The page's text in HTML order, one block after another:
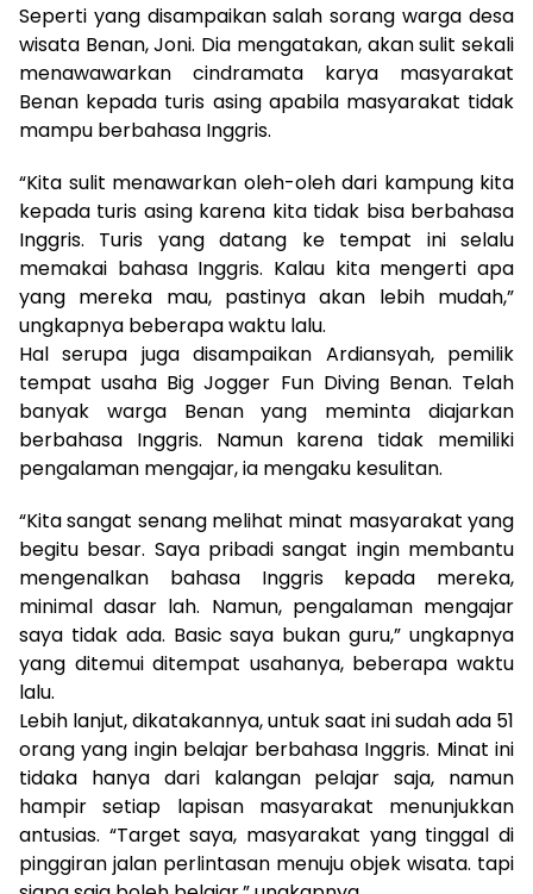
Seperti yang disampaikan salah sorang warga desa
wisata Benan, Joni. Dia mengatakan, akan sulit sekali
menawawarkan cindramata karya masyarakat
Benan kepada turis asing apabila masyarakat tidak
mampu berbahasa Inggris.
“Kita sulit menawarkan oleh-oleh dari kampung kita
kepada turis asing karena kita tidak bisa berbahasa
Inggris. Turis yang datang ke tempat ini selalu
memakai bahasa Inggris. Kalau kita mengerti apa
yang mereka mau, pastinya akan lebih mudah,”
ungkapnya beberapa waktu lalu.
Hal serupa juga disampaikan Ardiansyah, pemilik
tempat usaha Big Jogger Fun Diving Benan. Telah
banyak warga Benan yang meminta diajarkan
berbahasa Inggris. Namun karena tidak memiliki
pengalaman mengajar, ia mengaku kesulitan.
“Kita sangat senang melihat minat masyarakat yang
begitu besar. Saya pribadi sangat ingin membantu
mengenalkan bahasa Inggris kepada mereka,
minimal dasar lah. Namun, pengalaman mengajar
saya tidak ada. Basic saya bukan guru,” ungkapnya
yang ditemui ditempat usahanya, beberapa waktu
lalu.
Lebih lanjut, dikatakannya, untuk saat ini sudah ada 51
orang yang ingin belajar berbahasa Inggris. Minat ini
tidaka hanya dari kalangan pelajar saja, namun
hampir setiap lapisan masyarakat menunjukkan
antusias. “Target saya, masyarakat yang tinggal di
pinggiran jalan perlintasan menuju objek wisata. tapi